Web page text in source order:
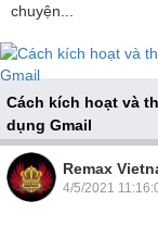
chuyện...
Cách kích hoạt và
dụng Gmail
Tính năng mới nhất trên
Remax
4/5/2021